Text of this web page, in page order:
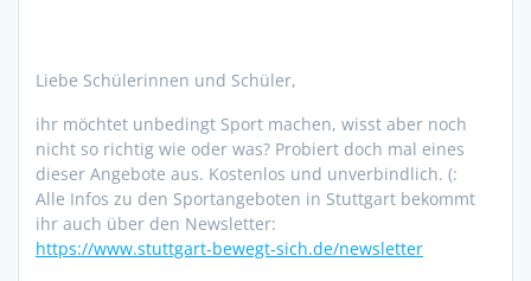
Liebe Schülerinnen und Schüler,
ihr möchtet unbedingt Sport machen, wisst aber noch
nicht so richtig wie oder was? Probiert doch mal eines
dieser Angebote aus. Kostenlos und unverbindlich. (:
Alle Infos zu den Sportangeboten in Stuttgart bekommt
ihr auch über den Newsletter:
https://www.stuttgart-bewegt-sich.de/newsletter